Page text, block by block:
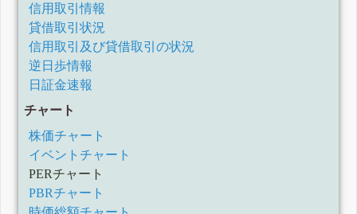
信用取引情報
貸借取引状況
信用取引及び貸借取引の状況
逆日歩情報
日証金速報
チャート
株価チャート
イベントチャート
PERチャート
PBRチャート